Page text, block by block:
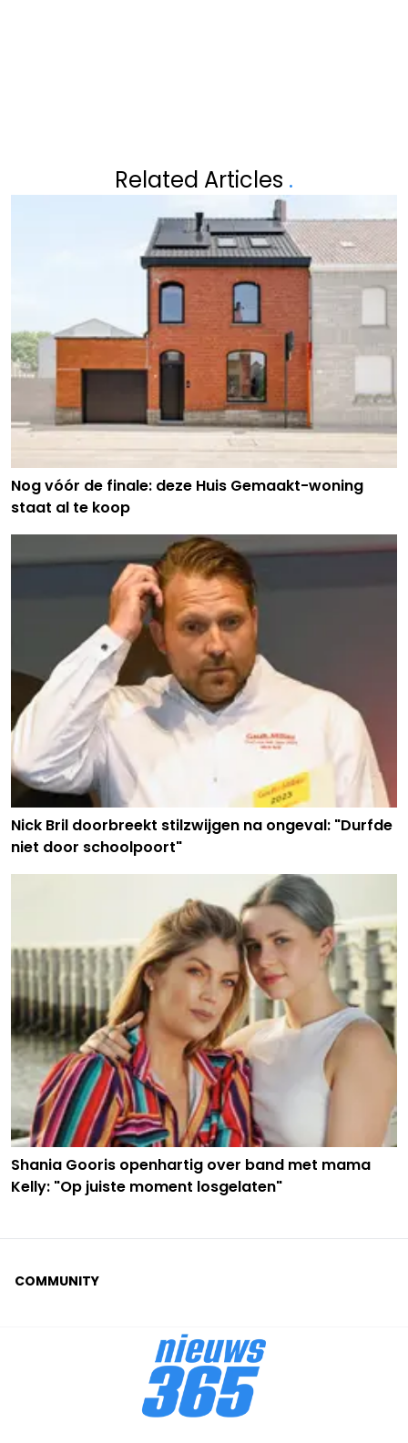
Related Articles .
Nog vóór de finale: deze Huis Gemaakt-woning
staat al te koop
Nick Bril doorbreekt stilzwijgen na ongeval: "Durfde
niet door schoolpoort"
Shania Gooris openhartig over band met mama
Kelly: "Op juiste moment losgelaten"
COMMUNITY